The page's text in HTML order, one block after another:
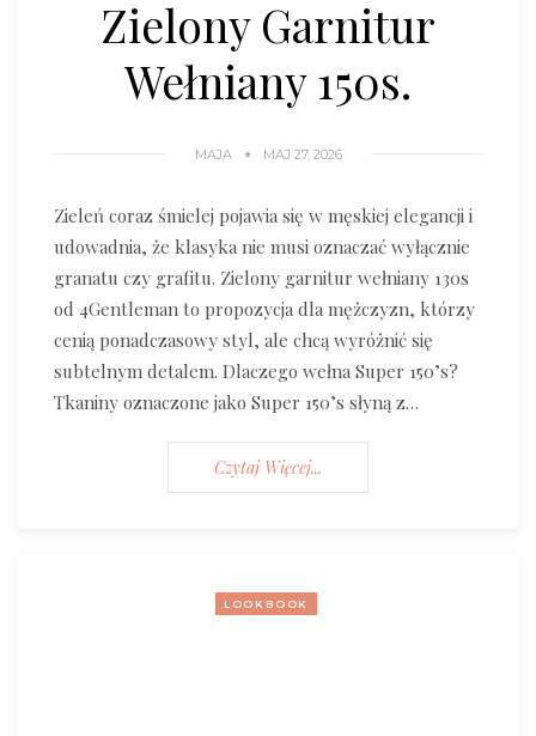
Zielony Garnitur
Wełniany 150s.
MAJA MAJ 27, 2026
Zieleń coraz śmielej pojawia się w męskiej elegancji i
udowadnia, że klasyka nie musi oznaczać wyłącznie
granatu czy grafitu. Zielony garnitur wełniany 130s
od 4Gentleman to propozycja dla mężczyzn, którzy
cenią ponadczasowy styl, ale chcą wyróżnić się
subtelnym detalem. Dlaczego wełna Super 150’s?
Tkaniny oznaczone jako Super 150’s słyną z…
Czytaj Więcej...
LOOKBOOK